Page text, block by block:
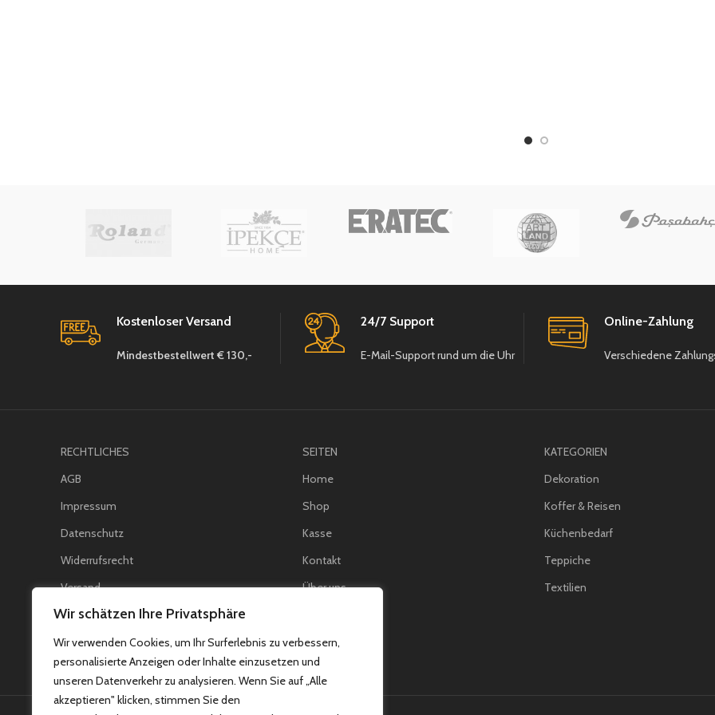
Wir schätzen Ihre Privatsphäre
Wir verwenden Cookies, um Ihr Surferlebnis zu verbessern,
personalisierte Anzeigen oder Inhalte einzusetzen und
unseren Datenverkehr zu analysieren. Wenn Sie auf „Alle
akzeptieren" klicken, stimmen Sie den
Kostenloser Versand
Mindestbestellwert € 130,-
24/7 Support
E-Mail-Support rund um die Uhr
Online-Zahlung
Verschiedene
RECHTLICHES
AGB
Impressum
Datenschutz
Widerrufsrecht
Versand
Rückgabe
SEITEN
Home
Shop
Kasse
Kontakt
Über uns
KATEGORIEN
Dekoration
Koffer & Reisen
Küchenbedarf
Teppiche
Textilien